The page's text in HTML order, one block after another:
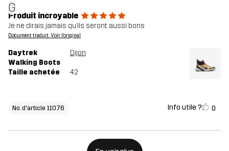
G
Produit incroyable
Je ne dirais jamais qu’ils seront aussi bons
Document traduit. Voir l'original
Daytrek
Walking Boots
Dijon
Taille achetée 42
No. d'article 11076 Info utile ? 0